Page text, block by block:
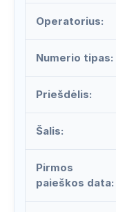
Operatorius:
Numerio tipas:
Priešdėlis:
Šalis:
Pirmos
paieškos data: